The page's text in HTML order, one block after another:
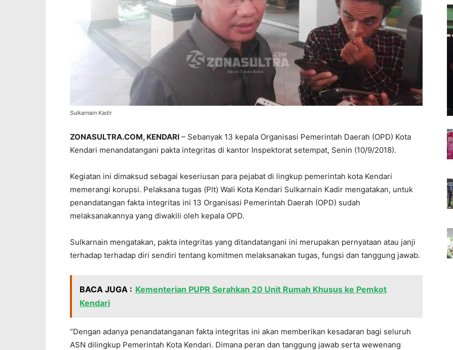
Sulkarnain Kadir
ZONASULTRA.COM, KENDARI – Sebanyak 13 kepala Organisasi Pemerintah Daerah (OPD) Kota
Kendari menandatangani pakta integritas di kantor Inspektorat setempat, Senin (10/9/2018).
Kegiatan ini dimaksud sebagai keseriusan para pejabat di lingkup pemerintah kota Kendari
memerangi korupsi. Pelaksana tugas (Plt) Wali Kota Kendari Sulkarnain Kadir mengatakan, untuk
penandatangan fakta integritas ini 13 Organisasi Pemerintah Daerah (OPD) sudah
melaksanakannya yang diwakili oleh kepala OPD.
Sulkarnain mengatakan, pakta integritas yang ditandatangani ini merupakan pernyataan atau janji
terhadap terhadap diri sendiri tentang komitmen melaksanakan tugas, fungsi dan tanggung jawab.
BACA JUGA : Kementerian PUPR Serahkan 20 Unit Rumah Khusus ke Pemkot
Kendari
“Dengan adanya penandatanganan fakta integritas ini akan memberikan kesadaran bagi seluruh
ASN dilingkup Pemerintah Kota Kendari. Dimana peran dan tanggung jawab serta wewenang